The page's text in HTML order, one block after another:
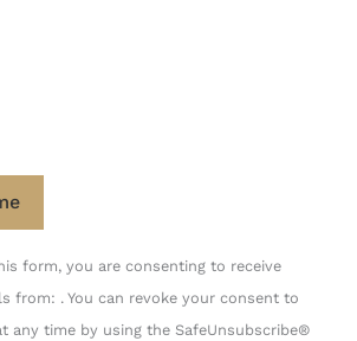
form, you are consenting to receive
from: . You can revoke your consent to
any time by using the SafeUnsubscribe®